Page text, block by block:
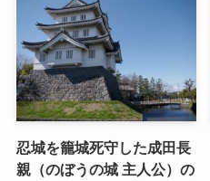
忍城を籠城死守した成田長
親（のぼうの城 主人公）の